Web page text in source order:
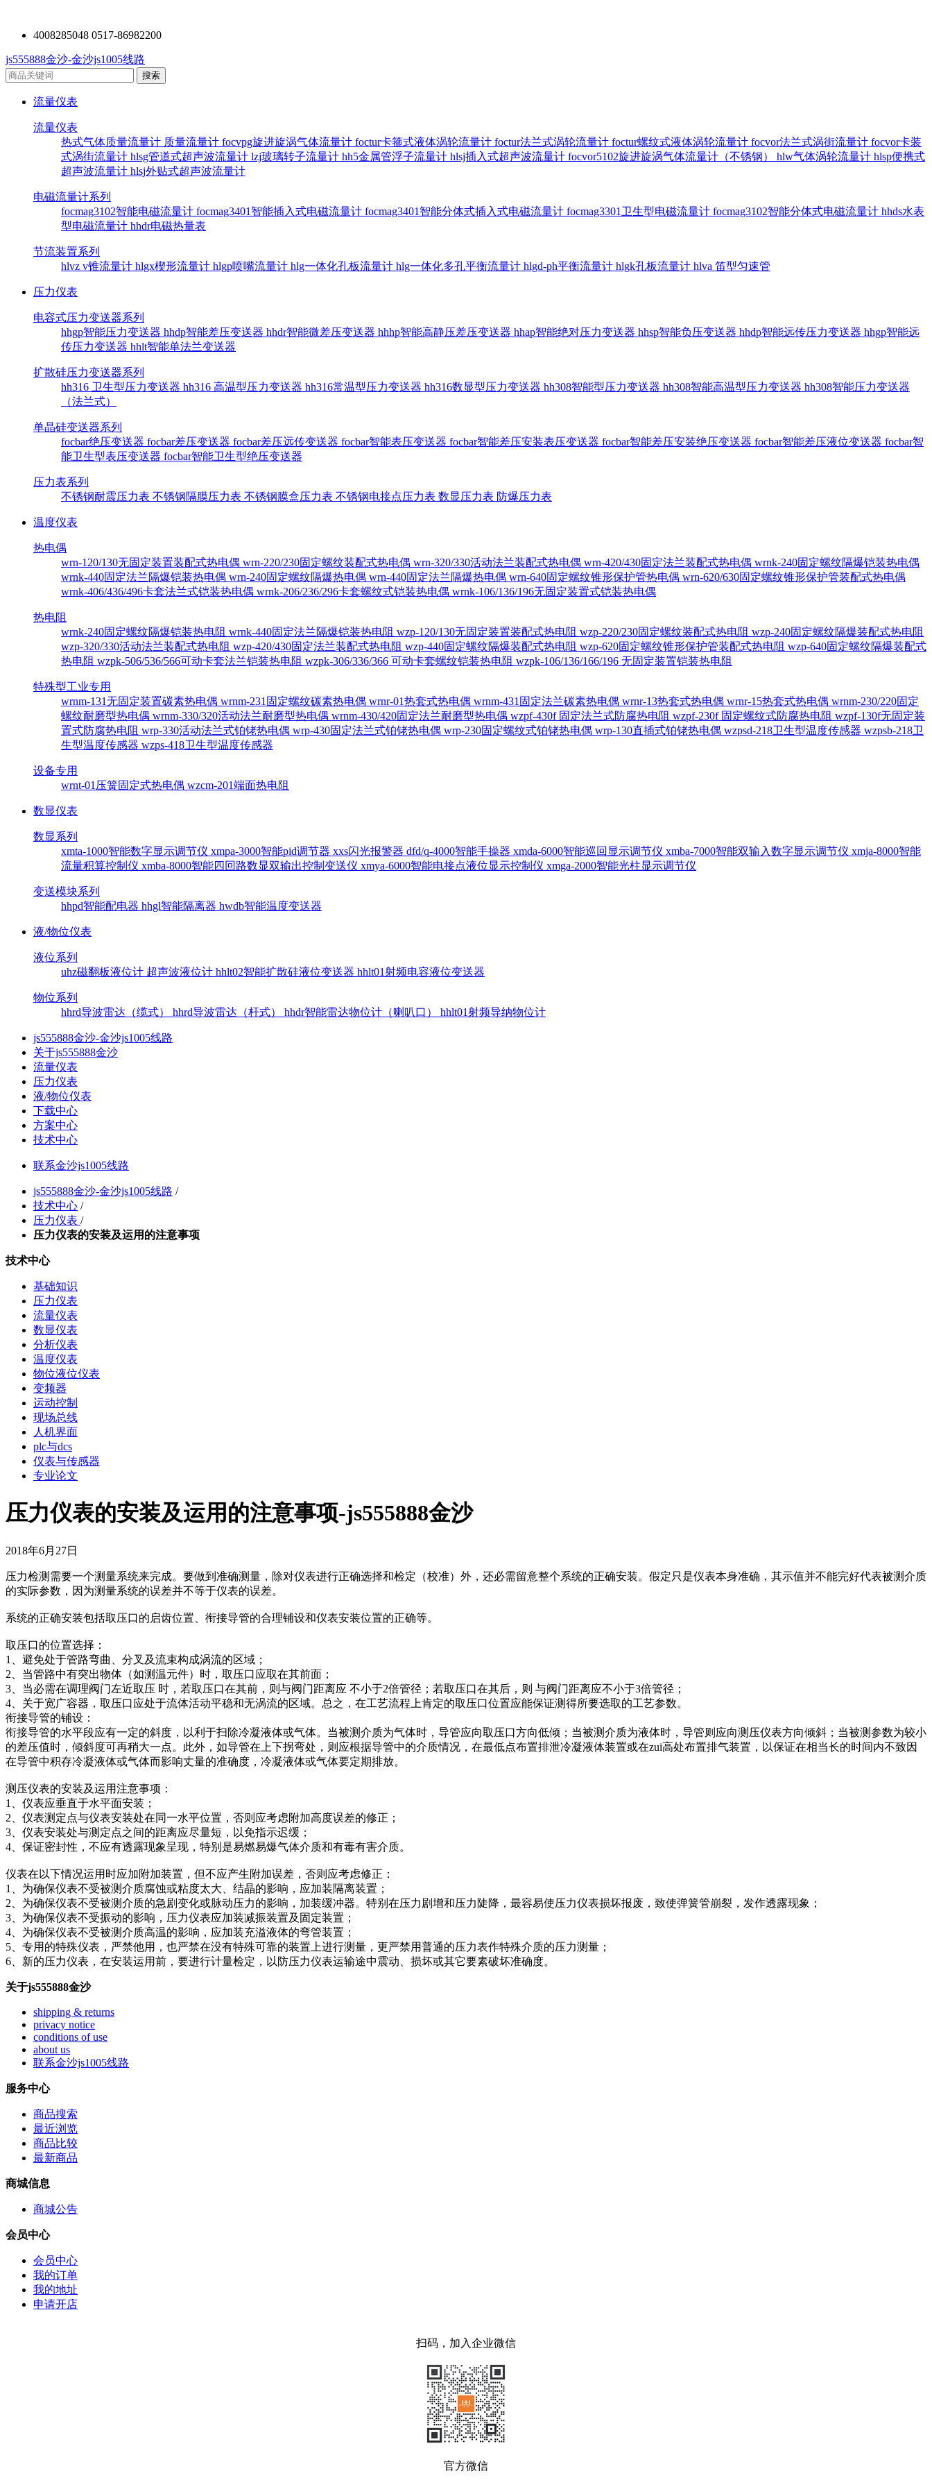
4008285048 0517-86982200
js555888金沙-金沙js1005线路
流量仪表
流量仪表
热式气体质量流量计 质量流量计 focvpg旋进旋涡气体流量计 foctur卡箍式液体涡轮流量计 foctur法兰式涡轮流量计 foctur螺纹式液体涡轮流量计 focvor法兰式涡街流量计 focvor卡装
式涡街流量计 hlsg管道式超声波流量计 lzj玻璃转子流量计 hh5金属管浮子流量计 hlsj插入式超声波流量计 focvor5102旋进旋涡气体流量计（不锈钢） hlw气体涡轮流量计 hlsp便携式
超声波流量计 hlsj外贴式超声波流量计
电磁流量计系列
focmag3102智能电磁流量计 focmag3401智能插入式电磁流量计 focmag3401智能分体式插入式电磁流量计 focmag3301卫生型电磁流量计 focmag3102智能分体式电磁流量计 hhds水表
型电磁流量计 hhdr电磁热量表
节流装置系列
hlvz v锥流量计 hlgx楔形流量计 hlgp喷嘴流量计 hlg一体化孔板流量计 hlg一体化多孔平衡流量计 hlgd-ph平衡流量计 hlgk孔板流量计 hlva 笛型匀速管
压力仪表
电容式压力变送器系列
hhgp智能压力变送器 hhdp智能差压变送器 hhdr智能微差压变送器 hhhp智能高静压差压变送器 hhap智能绝对压力变送器 hhsp智能负压变送器 hhdp智能远传压力变送器 hhgp智能远
传压力变送器 hhlt智能单法兰变送器
扩散硅压力变送器系列
hh316 卫生型压力变送器 hh316 高温型压力变送器 hh316常温型压力变送器 hh316数显型压力变送器 hh308智能型压力变送器 hh308智能高温型压力变送器 hh308智能压力变送器
（法兰式）
单晶硅变送器系列
focbar绝压变送器 focbar差压变送器 focbar差压远传变送器 focbar智能表压变送器 focbar智能差压安装表压变送器 focbar智能差压安装绝压变送器 focbar智能差压液位变送器 focbar智
能卫生型表压变送器 focbar智能卫生型绝压变送器
压力表系列
不锈钢耐震压力表 不锈钢隔膜压力表 不锈钢膜盒压力表 不锈钢电接点压力表 数显压力表 防爆压力表
温度仪表
热电偶
wrn-120/130无固定装置装配式热电偶 wrn-220/230固定螺纹装配式热电偶 wrn-320/330活动法兰装配式热电偶 wrn-420/430固定法兰装配式热电偶 wrnk-240固定螺纹隔爆铠装热电偶
wrnk-440固定法兰隔爆铠装热电偶 wrn-240固定螺纹隔爆热电偶 wrn-440固定法兰隔爆热电偶 wrn-640固定螺纹锥形保护管热电偶 wrn-620/630固定螺纹锥形保护管装配式热电偶
wrnk-406/436/496卡套法兰式铠装热电偶 wrnk-206/236/296卡套螺纹式铠装热电偶 wrnk-106/136/196无固定装置式铠装热电偶
热电阻
wrnk-240固定螺纹隔爆铠装热电阻 wrnk-440固定法兰隔爆铠装热电阻 wzp-120/130无固定装置装配式热电阻 wzp-220/230固定螺纹装配式热电阻 wzp-240固定螺纹隔爆装配式热电阻
wzp-320/330活动法兰装配式热电阻 wzp-420/430固定法兰装配式热电阻 wzp-440固定螺纹隔爆装配式热电阻 wzp-620固定螺纹锥形保护管装配式热电阻 wzp-640固定螺纹隔爆装配式
热电阻 wzpk-506/536/566可动卡套法兰铠装热电阻 wzpk-306/336/366 可动卡套螺纹铠装热电阻 wzpk-106/136/166/196 无固定装置铠装热电阻
特殊型工业专用
wrnm-131无固定装置碳素热电偶 wrnm-231固定螺纹碳素热电偶 wrnr-01热套式热电偶 wrnm-431固定法兰碳素热电偶 wrnr-13热套式热电偶 wrnr-15热套式热电偶 wrnm-230/220固定
螺纹耐磨型热电偶 wrnm-330/320活动法兰耐磨型热电偶 wrnm-430/420固定法兰耐磨型热电偶 wzpf-430f 固定法兰式防腐热电阻 wzpf-230f 固定螺纹式防腐热电阻 wzpf-130f无固定装
置式防腐热电阻 wrp-330活动法兰式铂铑热电偶 wrp-430固定法兰式铂铑热电偶 wrp-230固定螺纹式铂铑热电偶 wrp-130直插式铂铑热电偶 wzpsd-218卫生型温度传感器 wzpsb-218卫
生型温度传感器 wzps-418卫生型温度传感器
设备专用
wrnt-01压簧固定式热电偶 wzcm-201端面热电阻
数显仪表
数显系列
xmta-1000智能数字显示调节仪 xmpa-3000智能pid调节器 xxs闪光报警器 dfd/q-4000智能手操器 xmda-6000智能巡回显示调节仪 xmba-7000智能双输入数字显示调节仪 xmja-8000智能
流量积算控制仪 xmba-8000智能四回路数显双输出控制变送仪 xmya-6000智能电接点液位显示控制仪 xmga-2000智能光柱显示调节仪
变送模块系列
hhpd智能配电器 hhgl智能隔离器 hwdb智能温度变送器
液/物位仪表
液位系列
uhz磁翻板液位计 超声波液位计 hhlt02智能扩散硅液位变送器 hhlt01射频电容液位变送器
物位系列
hhrd导波雷达（缆式） hhrd导波雷达（杆式） hhdr智能雷达物位计（喇叭口） hhlt01射频导纳物位计
js555888金沙-金沙js1005线路
关于js555888金沙
流量仪表
压力仪表
液/物位仪表
下载中心
方案中心
技术中心
联系金沙js1005线路
js555888金沙-金沙js1005线路 /
技术中心 /
压力仪表 /
压力仪表的安装及运用的注意事项
技术中心
基础知识
压力仪表
流量仪表
数显仪表
分析仪表
温度仪表
物位液位仪表
变频器
运动控制
现场总线
人机界面
plc与dcs
仪表与传感器
专业论文
压力仪表的安装及运用的注意事项-js555888金沙
2018年6月27日
压力检测需要一个测量系统来完成。要做到准确测量，除对仪表进行正确选择和检定（校准）外，还必需留意整个系统的正确安装。假定只是仪表本身准确，其示值并不能完好代表被测介质
的实际参数，因为测量系统的误差并不等于仪表的误差。
系统的正确安装包括取压口的启齿位置、衔接导管的合理铺设和仪表安装位置的正确等。
取压口的位置选择：
1、避免处于管路弯曲、分叉及流束构成涡流的区域；
2、当管路中有突出物体（如测温元件）时，取压口应取在其前面；
3、当必需在调理阀门左近取压 时，若取压口在其前，则与阀门距离应 不小于2倍管径；若取压口在其后，则 与阀门距离应不小于3倍管径；
4、关于宽广容器，取压口应处于流体活动平稳和无涡流的区域。总之，在工艺流程上肯定的取压口位置应能保证测得所要选取的工艺参数。
衔接导管的铺设：
衔接导管的水平段应有一定的斜度，以利于扫除冷凝液体或气体。当被测介质为气体时，导管应向取压口方向低倾；当被测介质为液体时，导管则应向测压仪表方向倾斜；当被测参数为较小
的差压值时，倾斜度可再稍大一点。此外，如导管在上下拐弯处，则应根据导管中的介质情况，在最低点布置排泄冷凝液体装置或在zui高处布置排气装置，以保证在相当长的时间内不致因
在导管中积存冷凝液体或气体而影响丈量的准确度，冷凝液体或气体要定期排放。
测压仪表的安装及运用注意事项：
1、仪表应垂直于水平面安装；
2、仪表测定点与仪表安装处在同一水平位置，否则应考虑附加高度误差的修正；
3、仪表安装处与测定点之间的距离应尽量短，以免指示迟缓；
4、保证密封性，不应有透露现象呈现，特别是易燃易爆气体介质和有毒有害介质。
仪表在以下情况运用时应加附加装置，但不应产生附加误差，否则应考虑修正：
1、为确保仪表不受被测介质腐蚀或粘度太大、结晶的影响，应加装隔离装置；
2、为确保仪表不受被测介质的急剧变化或脉动压力的影响，加装缓冲器。特别在压力剧增和压力陡降，最容易使压力仪表损坏报废，致使弹簧管崩裂，发作透露现象；
3、为确保仪表不受振动的影响，压力仪表应加装减振装置及固定装置；
4、为确保仪表不受被测介质高温的影响，应加装充溢液体的弯管装置；
5、专用的特殊仪表，严禁他用，也严禁在没有特殊可靠的装置上进行测量，更严禁用普通的压力表作特殊介质的压力测量；
6、新的压力仪表，在安装运用前，要进行计量检定，以防压力仪表运输途中震动、损坏或其它要素破坏准确度。
关于js555888金沙
shipping & returns
privacy notice
conditions of use
about us
联系金沙js1005线路
服务中心
商品搜索
最近浏览
商品比较
最新商品
商城信息
商城公告
会员中心
会员中心
我的订单
我的地址
申请开店
扫码，加入企业微信
官方微信